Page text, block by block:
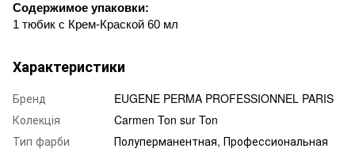
Содержимое упаковки:
1 тюбик с Крем-Краской 60 мл
Характеристики
Бренд
EUGENE PERMA PROFESSIONNEL PARIS
Колекція
Carmen Ton sur Ton
Тип фарби
Полуперманентная, Профессиональная